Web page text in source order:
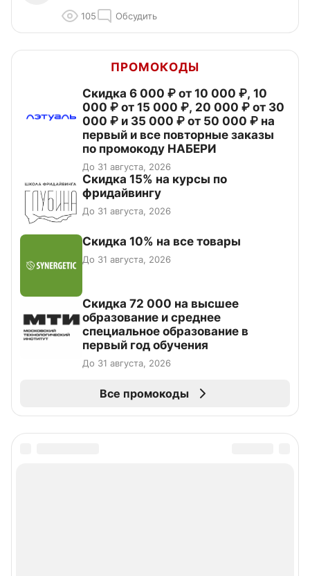
105 Обсудить
ПРОМОКОДЫ
Скидка 6 000 ₽ от 10 000 ₽, 10
000 ₽ от 15 000 ₽, 20 000 ₽ от 30
000 ₽ и 35 000 ₽ от 50 000 ₽ на
первый и все повторные заказы
по промокоду НАБЕРИ
До 31 августа, 2026
Скидка 15% на курсы по
фридайвингу
До 31 августа, 2026
Скидка 10% на все товары
До 31 августа, 2026
Скидка 72 000 на высшее
образование и среднее
специальное образование в
первый год обучения
До 31 августа, 2026
Все промокоды